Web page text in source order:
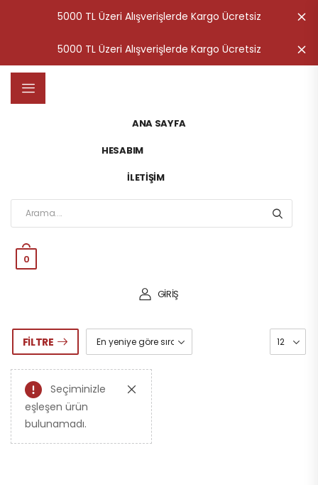
5000 TL Üzeri Alışverişlerde Kargo Ücretsiz
5000 TL Üzeri Alışverişlerde Kargo Ücretsiz
ANA SAYFA
HESABIM
İLETIŞIM
0
GİRİŞ
FILTRE
Seçiminizle
eşleşen ürün
bulunamadı.